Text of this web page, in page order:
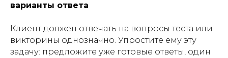
варианты ответа
Клиент должен отвечать на вопросы теста или
викторины однозначно. Упростите ему эту
задачу: предложите уже готовые ответы, один